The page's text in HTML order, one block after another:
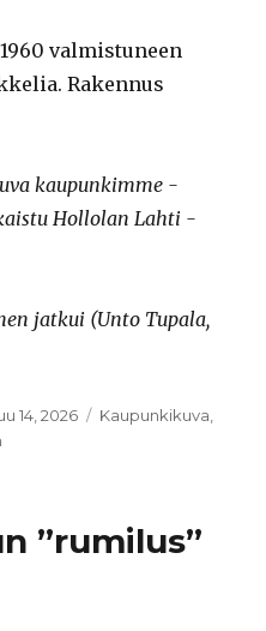
valmistuneen
Rakennus
kaupunkimme -
Hollolan Lahti -
jatkui (Unto Tupala,
14, 2026 Kategoriat
Kaupunkikuva,
”rumilus”